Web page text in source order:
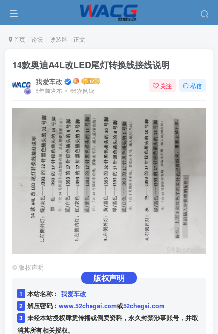
首页 论坛 改装区 正文
14款奥迪A4L改LED尾灯转换线接线说明
我爱车改
6年前发布 66次阅读
关注 私信
© 版权声明
版权声明
1 本站名称： 我爱车改
2 解压密码： www.52chegai.com或52chegai.com
3 未经本站授权肆意传播或倒卖资料，永久封禁涉事账号，并取
消其所有相关授权。